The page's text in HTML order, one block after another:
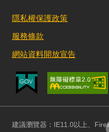
隱私權保護政策
服務條款
網站資料開放宣告
建議瀏覽器：IE11.0以上、